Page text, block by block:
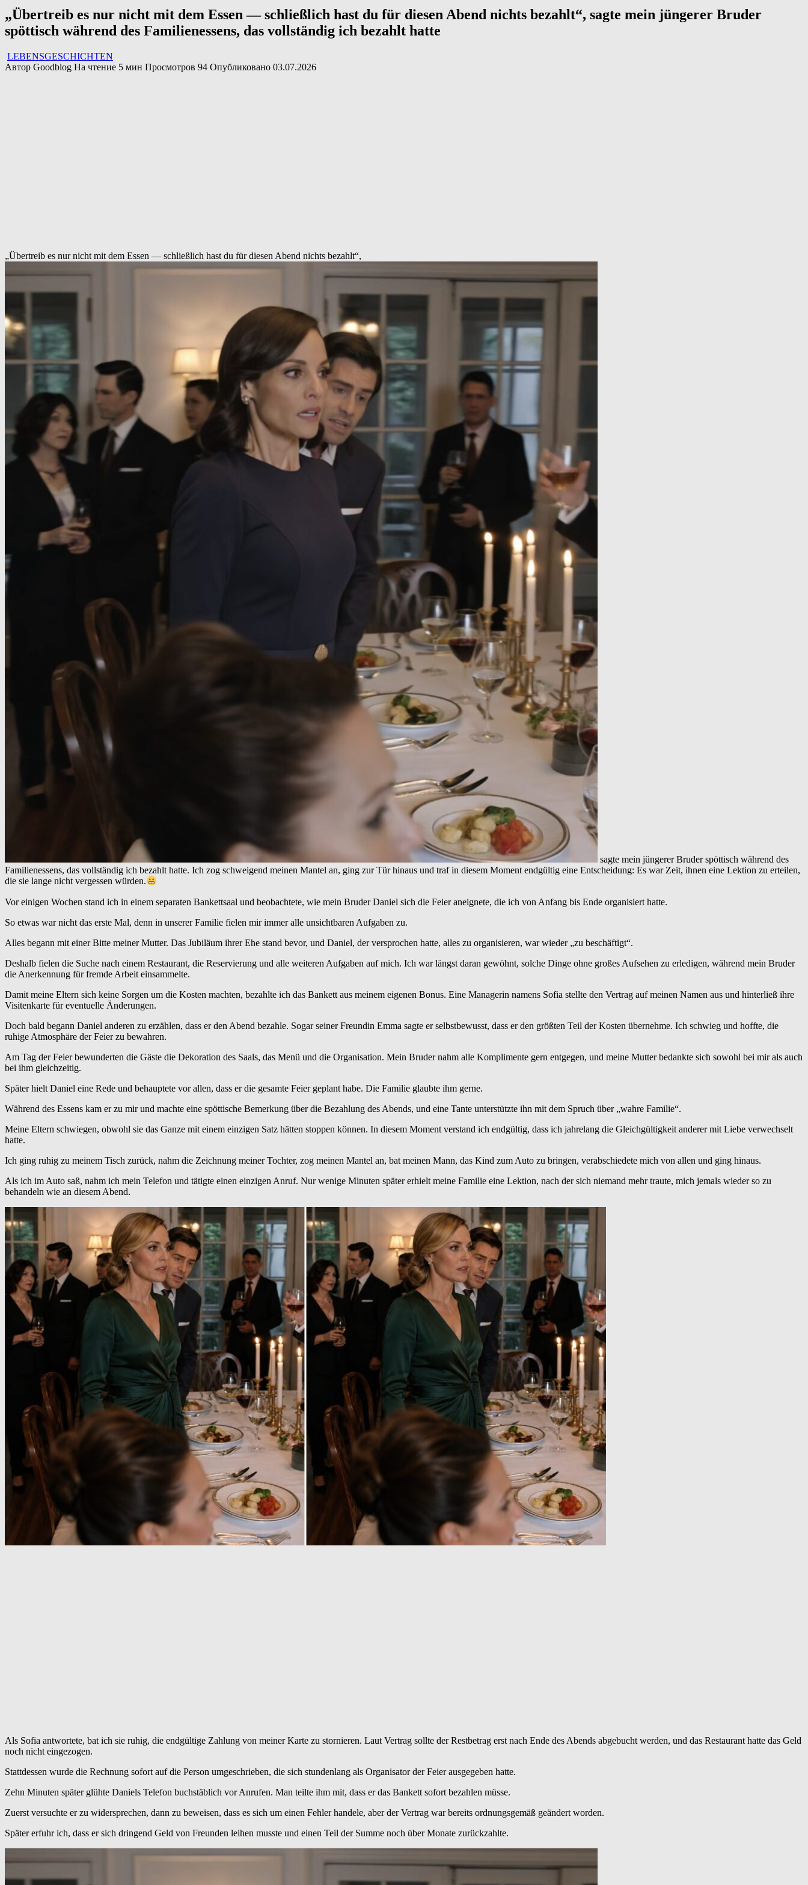
„Übertreib es nur nicht mit dem Essen — schließlich hast du für diesen Abend nichts bezahlt“, sagte mein jüngerer Bruder
spöttisch während des Familienessens, das vollständig ich bezahlt hatte
LEBENSGESCHICHTEN
Автор Goodblog На чтение 5 мин Просмотров 94 Опубликовано 03.07.2026
„Übertreib es nur nicht mit dem Essen — schließlich hast du für diesen Abend nichts bezahlt“,
sagte mein jüngerer Bruder spöttisch während des
Familienessens, das vollständig ich bezahlt hatte. Ich zog schweigend meinen Mantel an, ging zur Tür hinaus und traf in diesem Moment endgültig eine Entscheidung: Es war Zeit, ihnen eine Lektion zu erteilen,
die sie lange nicht vergessen würden.
Vor einigen Wochen stand ich in einem separaten Bankettsaal und beobachtete, wie mein Bruder Daniel sich die Feier aneignete, die ich von Anfang bis Ende organisiert hatte.
So etwas war nicht das erste Mal, denn in unserer Familie fielen mir immer alle unsichtbaren Aufgaben zu.
Alles begann mit einer Bitte meiner Mutter. Das Jubiläum ihrer Ehe stand bevor, und Daniel, der versprochen hatte, alles zu organisieren, war wieder „zu beschäftigt“.
Deshalb fielen die Suche nach einem Restaurant, die Reservierung und alle weiteren Aufgaben auf mich. Ich war längst daran gewöhnt, solche Dinge ohne großes Aufsehen zu erledigen, während mein Bruder
die Anerkennung für fremde Arbeit einsammelte.
Damit meine Eltern sich keine Sorgen um die Kosten machten, bezahlte ich das Bankett aus meinem eigenen Bonus. Eine Managerin namens Sofia stellte den Vertrag auf meinen Namen aus und hinterließ ihre
Visitenkarte für eventuelle Änderungen.
Doch bald begann Daniel anderen zu erzählen, dass er den Abend bezahle. Sogar seiner Freundin Emma sagte er selbstbewusst, dass er den größten Teil der Kosten übernehme. Ich schwieg und hoffte, die
ruhige Atmosphäre der Feier zu bewahren.
Am Tag der Feier bewunderten die Gäste die Dekoration des Saals, das Menü und die Organisation. Mein Bruder nahm alle Komplimente gern entgegen, und meine Mutter bedankte sich sowohl bei mir als auch
bei ihm gleichzeitig.
Später hielt Daniel eine Rede und behauptete vor allen, dass er die gesamte Feier geplant habe. Die Familie glaubte ihm gerne.
Während des Essens kam er zu mir und machte eine spöttische Bemerkung über die Bezahlung des Abends, und eine Tante unterstützte ihn mit dem Spruch über „wahre Familie“.
Meine Eltern schwiegen, obwohl sie das Ganze mit einem einzigen Satz hätten stoppen können. In diesem Moment verstand ich endgültig, dass ich jahrelang die Gleichgültigkeit anderer mit Liebe verwechselt
hatte.
Ich ging ruhig zu meinem Tisch zurück, nahm die Zeichnung meiner Tochter, zog meinen Mantel an, bat meinen Mann, das Kind zum Auto zu bringen, verabschiedete mich von allen und ging hinaus.
Als ich im Auto saß, nahm ich mein Telefon und tätigte einen einzigen Anruf. Nur wenige Minuten später erhielt meine Familie eine Lektion, nach der sich niemand mehr traute, mich jemals wieder so zu
behandeln wie an diesem Abend.
Als Sofia antwortete, bat ich sie ruhig, die endgültige Zahlung von meiner Karte zu stornieren. Laut Vertrag sollte der Restbetrag erst nach Ende des Abends abgebucht werden, und das Restaurant hatte das Geld
noch nicht eingezogen.
Stattdessen wurde die Rechnung sofort auf die Person umgeschrieben, die sich stundenlang als Organisator der Feier ausgegeben hatte.
Zehn Minuten später glühte Daniels Telefon buchstäblich vor Anrufen. Man teilte ihm mit, dass er das Bankett sofort bezahlen müsse.
Zuerst versuchte er zu widersprechen, dann zu beweisen, dass es sich um einen Fehler handele, aber der Vertrag war bereits ordnungsgemäß geändert worden.
Später erfuhr ich, dass er sich dringend Geld von Freunden leihen musste und einen Teil der Summe noch über Monate zurückzahlte.